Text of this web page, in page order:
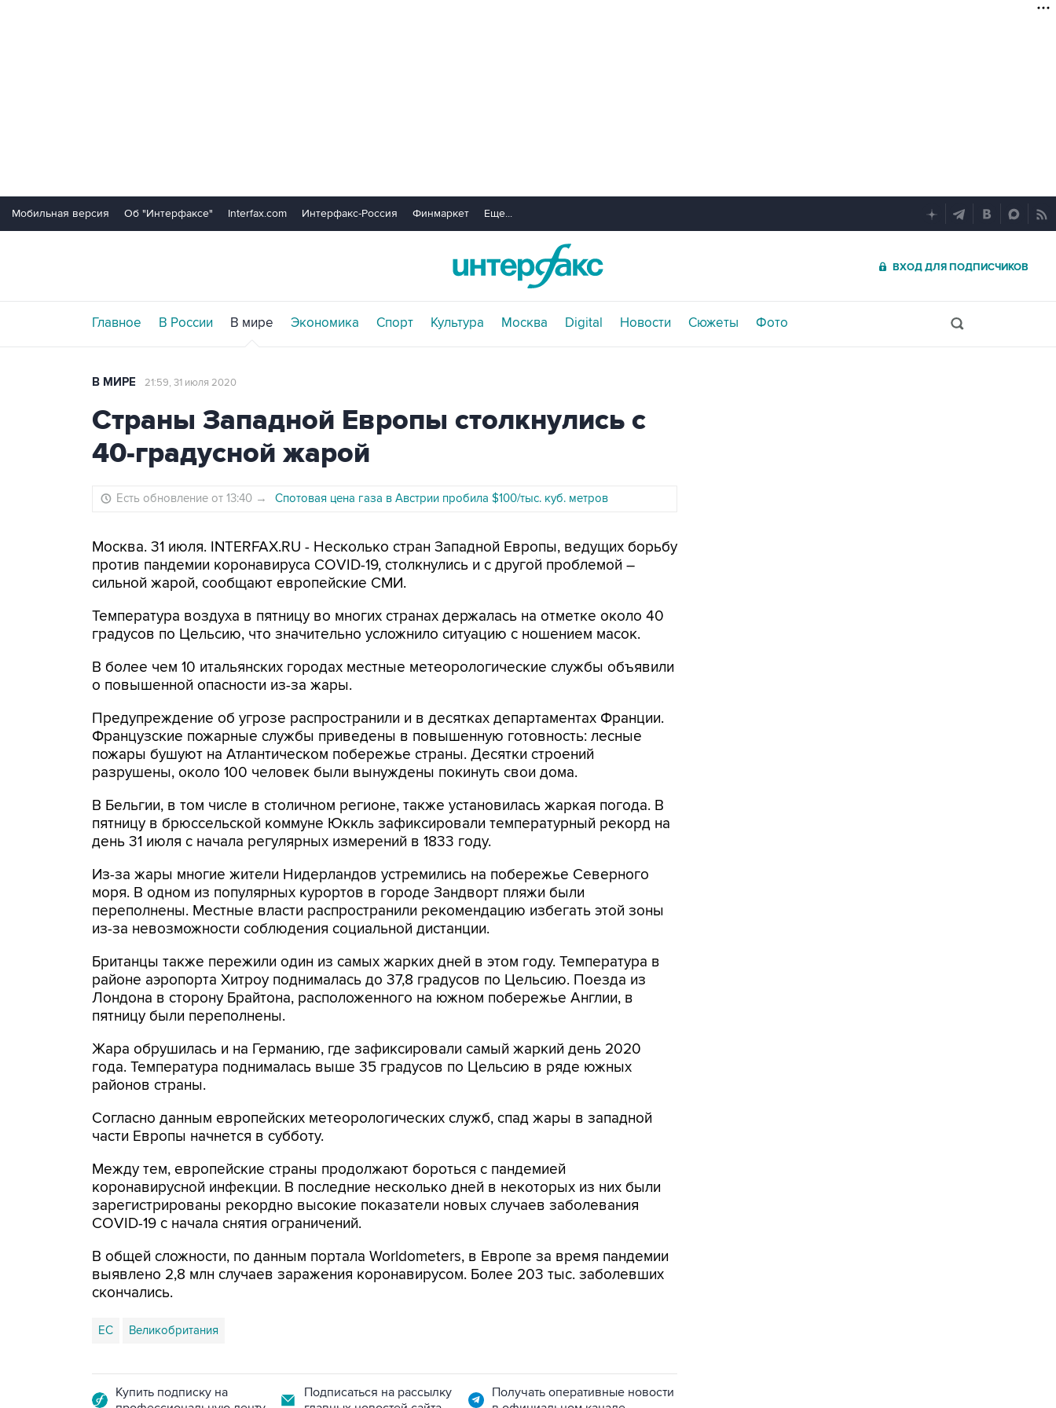
Мобильная версия Об "Интерфаксе" Interfax.com Интерфакс-Россия Финмаркет Еще...
ВХОД ДЛЯ ПОДПИСЧИКОВ
Главное В России В мире Экономика Спорт Культура Москва Digital Новости Сюжеты Фото
В МИРЕ 21:59, 31 июля 2020
Страны Западной Европы столкнулись с
40-градусной жарой
Есть обновление от 13:40 → Спотовая цена газа в Австрии пробила $100/тыс. куб. метров
Москва. 31 июля. INTERFAX.RU - Несколько стран Западной Европы, ведущих борьбу
против пандемии коронавируса COVID-19, столкнулись и с другой проблемой –
сильной жарой, сообщают европейские СМИ.
Температура воздуха в пятницу во многих странах держалась на отметке около 40
градусов по Цельсию, что значительно усложнило ситуацию с ношением масок.
В более чем 10 итальянских городах местные метеорологические службы объявили
о повышенной опасности из-за жары.
Предупреждение об угрозе распространили и в десятках департаментах Франции.
Французские пожарные службы приведены в повышенную готовность: лесные
пожары бушуют на Атлантическом побережье страны. Десятки строений
разрушены, около 100 человек были вынуждены покинуть свои дома.
В Бельгии, в том числе в столичном регионе, также установилась жаркая погода. В
пятницу в брюссельской коммуне Юккль зафиксировали температурный рекорд на
день 31 июля с начала регулярных измерений в 1833 году.
Из-за жары многие жители Нидерландов устремились на побережье Северного
моря. В одном из популярных курортов в городе Зандворт пляжи были
переполнены. Местные власти распространили рекомендацию избегать этой зоны
из-за невозможности соблюдения социальной дистанции.
Британцы также пережили один из самых жарких дней в этом году. Температура в
районе аэропорта Хитроу поднималась до 37,8 градусов по Цельсию. Поезда из
Лондона в сторону Брайтона, расположенного на южном побережье Англии, в
пятницу были переполнены.
Жара обрушилась и на Германию, где зафиксировали самый жаркий день 2020
года. Температура поднималась выше 35 градусов по Цельсию в ряде южных
районов страны.
Согласно данным европейских метеорологических служб, спад жары в западной
части Европы начнется в субботу.
Между тем, европейские страны продолжают бороться с пандемией
коронавирусной инфекции. В последние несколько дней в некоторых из них были
зарегистрированы рекордно высокие показатели новых случаев заболевания
COVID-19 с начала снятия ограничений.
В общей сложности, по данным портала Worldometers, в Европе за время пандемии
выявлено 2,8 млн случаев заражения коронавирусом. Более 203 тыс. заболевших
скончались.
ЕС Великобритания
Купить подписку на
Подписаться на рассылку
Получать оперативные новости